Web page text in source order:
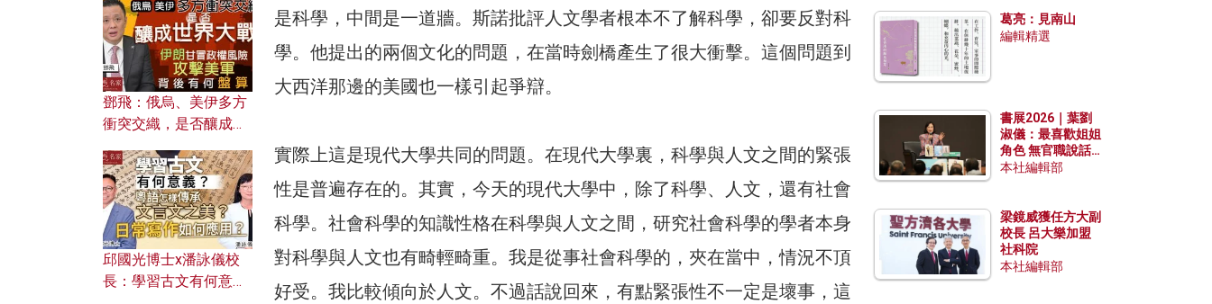
是科學，中間是一道牆。斯諾批評人文學者根本不了解科學，卻要反對科
學。他提出的兩個文化的問題，在當時劍橋產生了很大衝擊。這個問題到
大西洋那邊的美國也一樣引起爭辯。
實際上這是現代大學共同的問題。在現代大學裏，科學與人文之間的緊張
性是普遍存在的。其實，今天的現代大學中，除了科學、人文，還有社會
科學。社會科學的知識性格在科學與人文之間，研究社會科學的學者本身
對科學與人文也有畸輕畸重。我是從事社會科學的，夾在當中，情況不頂
好受。我比較傾向於人文。不過話說回來，有點緊張性不一定是壞事，這
何避免遭AI演算法操
控？
鄧飛：俄烏、美伊多方
衝突交織，是否釀成世
風險攻擊美軍，背後有
何盤算？
邱國光博士x潘詠儀校
長：學習古文有何意
葛亮：見南山
編輯精選
書展2026｜葉劉
淑儀：最喜歡姐姐
角色 無官職說話
包袱少
本社編輯部
梁鏡威獲任方大副
校長 呂大樂加盟
社科院
本社編輯部